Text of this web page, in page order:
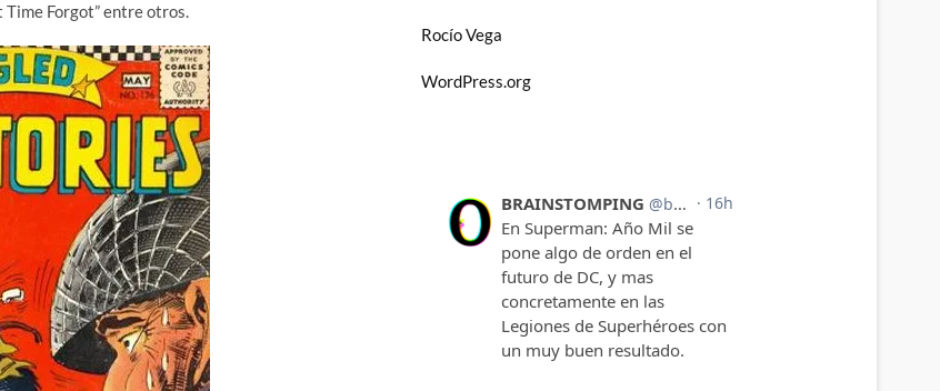
Forgot” entre otros.
Rocío Vega
WordPress.org